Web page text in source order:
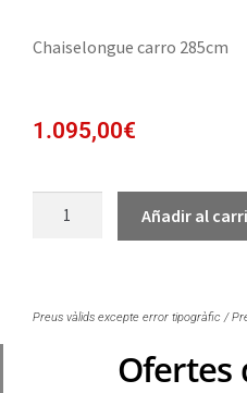
Chaiselongue carro 285cm
1.095,00€
Añadir al
Preus vàlids excepte error tipogràfic /
Ofertes